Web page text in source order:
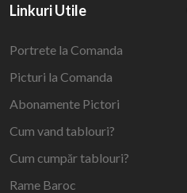
Linkuri Utile
Portrete la Comanda
Picturi la Comanda
Abonamente Pictori
Cum vand tablouri?
Cum cumpăr tablouri?
Rame Baroc